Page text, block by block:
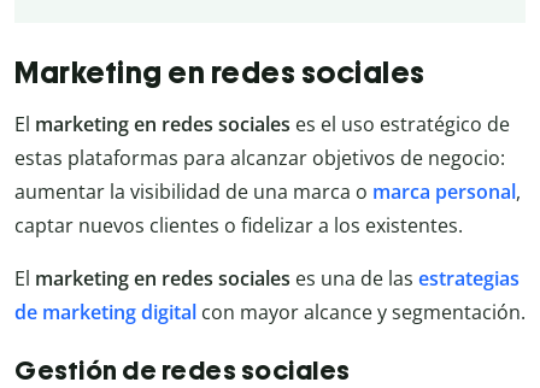
Marketing en redes sociales
El marketing en redes sociales es el uso estratégico de
estas plataformas para alcanzar objetivos de negocio:
aumentar la visibilidad de una marca o marca personal,
captar nuevos clientes o fidelizar a los existentes.
El marketing en redes sociales es una de las estrategias
de marketing digital con mayor alcance y segmentación.
Gestión de redes sociales